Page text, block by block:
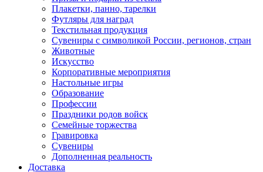
Плакетки, панно, тарелки
Футляры для наград
Текстильная продукция
Сувениры с символикой России, регионов, стран
Животные
Искусство
Корпоративные мероприятия
Настольные игры
Образование
Профессии
Праздники родов войск
Семейные торжества
Гравировка
Сувениры
Дополненная реальность
Доставка